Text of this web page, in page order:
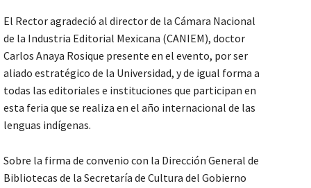
El Rector agradeció al director de la Cámara Nacional
de la Industria Editorial Mexicana (CANIEM), doctor
Carlos Anaya Rosique presente en el evento, por ser
aliado estratégico de la Universidad, y de igual forma a
todas las editoriales e instituciones que participan en
esta feria que se realiza en el año internacional de las
lenguas indígenas.
Sobre la firma de convenio con la Dirección General de
Bibliotecas de la Secretaría de Cultura del Gobierno